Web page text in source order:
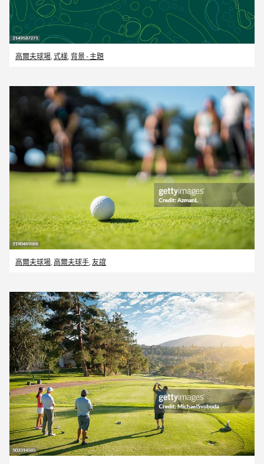
高爾夫球場 式樣 背景 - 主題
高爾夫球場, 高爾夫球手, 友誼